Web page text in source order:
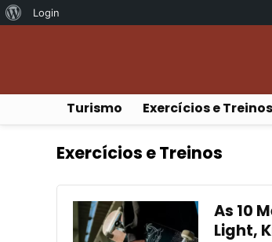
Sobre
Login
Turismo Exercícios e Treinos
Exercícios e Treinos
As 10
Light,